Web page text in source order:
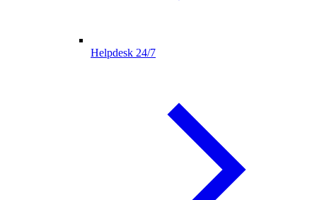
Helpdesk 24/7